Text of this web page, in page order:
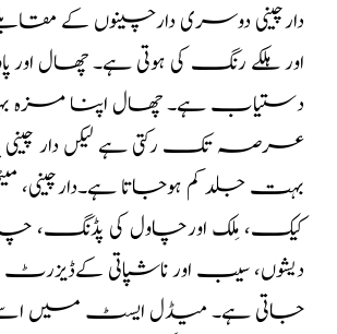
دارچینی دوسری دارچینوں کے
اور ہلکے رنگ کی ہوتی ہے۔ چھال اور
دستیاب ہے۔ چھال اپنا
عرصہ تک رکتی ہے لیکں دار چینی
بہت جلد کم ہوجاتا ہے۔دارچینی،
کیک، مِلک اورچاول کی پڈنگ،
دیشوں، سیب اور ناشپاتی
جاتی ہے۔ میڈل ایسٹ میں